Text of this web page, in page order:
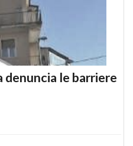
denuncia le barriere